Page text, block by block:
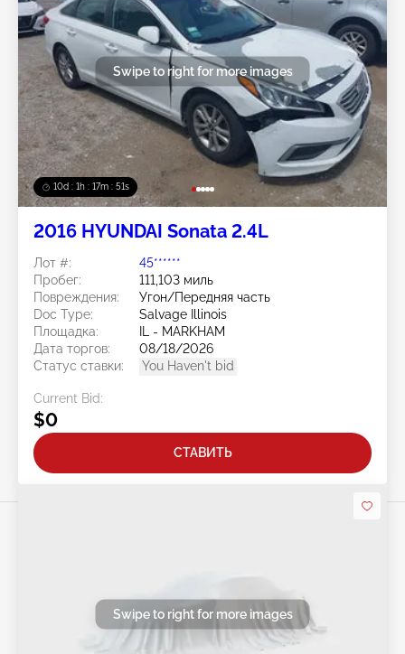
10d : 1h : 17m : 48s
Swipe to right for more images
2016 HYUNDAI Sonata 2.4L
Лот #:
45******
Пробег:
111,103 миль
Повреждения:
Угон/Передняя часть
Doc Type:
Salvage Illinois
Площадка:
IL - MARKHAM
Дата торгов:
08/18/2026
Статус ставки:
You Haven't bid
Current Bid:
$0
СТАВИТЬ
Swipe to right for more images